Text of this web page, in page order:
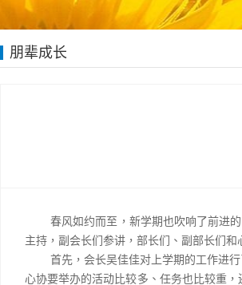
朋辈成长
春风如约而至，新学期也吹响了前进的
主持，副会长们参讲，部长们、副部长们和
首先，会长吴佳佳对上学期的工作进
心协要举办的活动比较多、任务也比较重